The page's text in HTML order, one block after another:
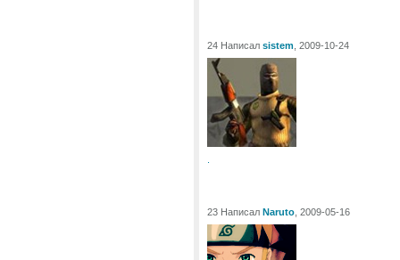
24 Написал sistem , 2009-10-24
23 Написал Naruto , 2009-05-16